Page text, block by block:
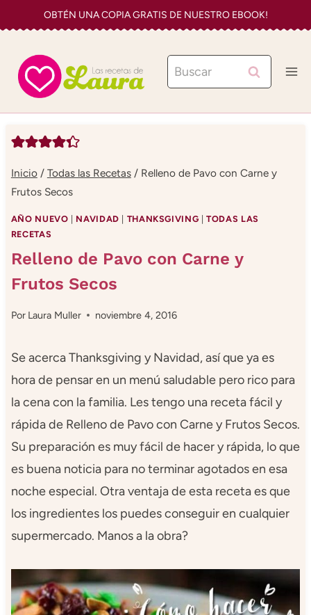
al
contenido
OBTÉN UNA COPIA GRATIS DE NUESTRO EBOOK!
Buscar:
Inicio / Todas las Recetas / Relleno de Pavo con Carne y
Frutos Secos
AÑO NUEVO NAVIDAD THANKSGIVING |TODAS LAS
RECETAS
Relleno de Pavo con Carne y
Frutos Secos
Por Laura Muller noviembre 4, 2016
Se acerca Thanksgiving y Navidad, así que ya es
hora de pensar en un menú saludable pero rico para
la cena con la familia. Les tengo una receta fácil y
rápida de Relleno de Pavo con Carne y Frutos Secos.
Su preparación es muy fácil de hacer y rápida, lo que
es buena noticia para no terminar agotados en esa
noche especial. Otra ventaja de esta receta es que
los ingredientes los puedes conseguir en cualquier
supermercado. Manos a la obra?